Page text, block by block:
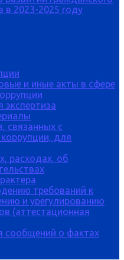
в 2023-2025 году
и иные акты в сфере
экспертиза
связанных с
для
расходах, об
требований к
и урегулированию
(аттестационная
сообщений о фактах